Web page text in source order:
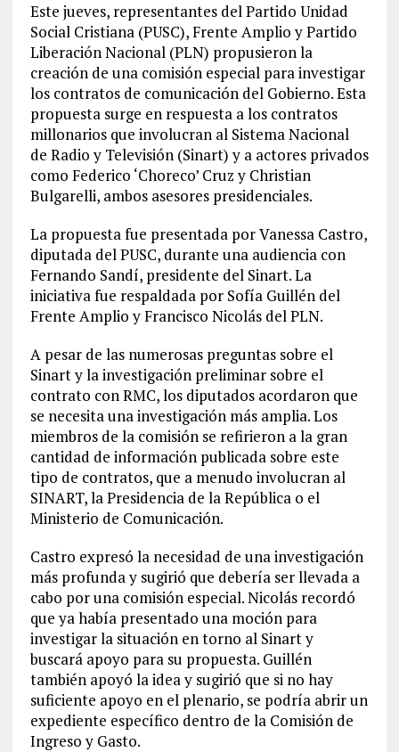
Este jueves, representantes del Partido Unidad
Social Cristiana (PUSC), Frente Amplio y Partido
Liberación Nacional (PLN) propusieron la
creación de una comisión especial para investigar
los contratos de comunicación del Gobierno. Esta
propuesta surge en respuesta a los contratos
millonarios que involucran al Sistema Nacional
de Radio y Televisión (Sinart) y a actores privados
como Federico ‘Choreco’ Cruz y Christian
Bulgarelli, ambos asesores presidenciales.
La propuesta fue presentada por Vanessa Castro,
diputada del PUSC, durante una audiencia con
Fernando Sandí, presidente del Sinart. La
iniciativa fue respaldada por Sofía Guillén del
Frente Amplio y Francisco Nicolás del PLN.
A pesar de las numerosas preguntas sobre el
Sinart y la investigación preliminar sobre el
contrato con RMC, los diputados acordaron que
se necesita una investigación más amplia. Los
miembros de la comisión se refirieron a la gran
cantidad de información publicada sobre este
tipo de contratos, que a menudo involucran al
SINART, la Presidencia de la República o el
Ministerio de Comunicación.
Castro expresó la necesidad de una investigación
más profunda y sugirió que debería ser llevada a
cabo por una comisión especial. Nicolás recordó
que ya había presentado una moción para
investigar la situación en torno al Sinart y
buscará apoyo para su propuesta. Guillén
también apoyó la idea y sugirió que si no hay
suficiente apoyo en el plenario, se podría abrir un
expediente específico dentro de la Comisión de
Ingreso y Gasto.